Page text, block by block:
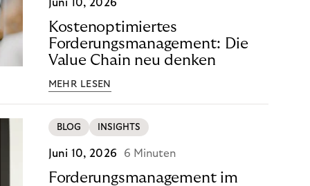
Juni 10, 2026
Kostenoptimiertes
Forderungsmanagement: Die
Value Chain neu denken
MEHR LESEN
BLOG INSIGHTS
Juni 10, 2026 6 Minuten
Forderungsmanagement im